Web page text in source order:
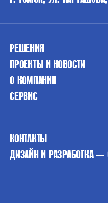
РЕШЕНИЯ
ПРОЕКТЫ И НОВОСТИ
О КОМПАНИИ
СЕРВИС
КОНТАКТЫ
ДИЗАЙН И РАЗРАБОТКА —